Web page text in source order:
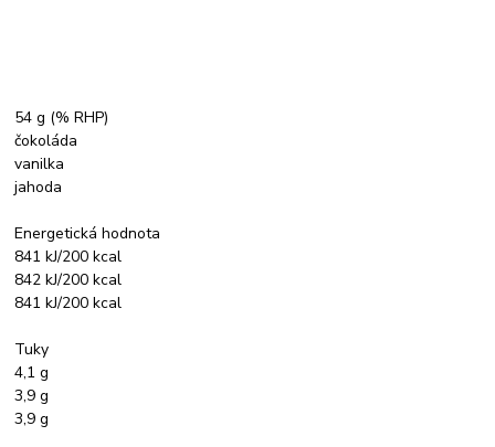
54 g (% RHP)
čokoláda
vanilka
jahoda
Energetická hodnota
841 kJ/200 kcal
842 kJ/200 kcal
841 kJ/200 kcal
Tuky
4,1 g
3,9 g
3,9 g